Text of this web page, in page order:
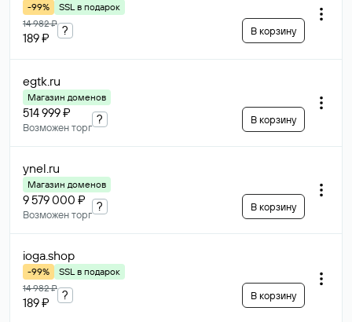
-99%
SSL в подарок
14 982 ₽
189 ₽
? В корзину
egtk.ru
Магазин доменов
514 999 ₽
Возможен торг
? В корзину
ynel.ru
Магазин доменов
9 579 000 ₽
Возможен торг
? В корзину
ioga.shop
-99%
SSL в подарок
14 982 ₽
189 ₽
? В корзину